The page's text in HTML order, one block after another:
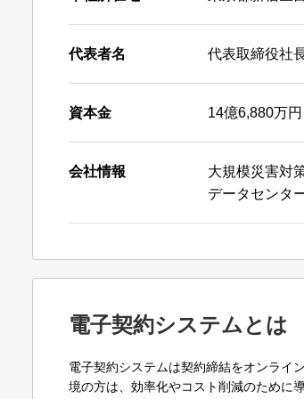
代表者名 代表取締役社
資本金 14億6,880万円
会社情報
大規模災害対
データセンタ
電子契約システムとは
電子契約システムは契約締結をオンライ
境の方は、効率化やコスト削減のために